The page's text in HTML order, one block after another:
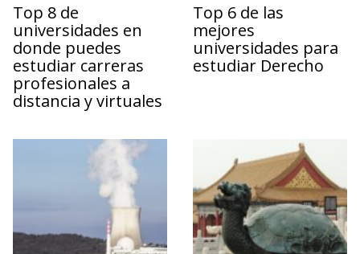
Top 8 de
universidades en
donde puedes
estudiar carreras
profesionales a
distancia y virtuales
Top 6 de las
mejores
universidades para
estudiar Derecho